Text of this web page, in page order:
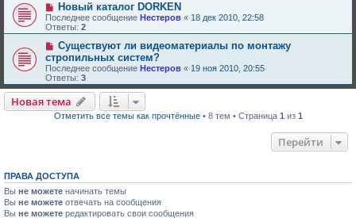
Новый каталог DORKEN
Последнее сообщение Нестеров « 18 дек 2010, 22:58
Ответы: 2
Существуют ли видеоматериалы по монтажу
стропильных систем?
Последнее сообщение Нестеров « 19 ноя 2010, 20:55
Ответы: 3
Новая тема
Отметить все темы как прочтённые• 8 тем • Страница 1 из 1
Перейти
ПРАВА ДОСТУПА
Вы не можете начинать темы
Вы не можете отвечать на сообщения
Вы не можете редактировать свои сообщения